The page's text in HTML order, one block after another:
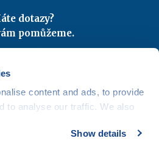
content and ads, to provide
to analyse our traffic. We also
partners who may
Show details
dotazy?
pomůžeme.
newslettery
|Kariéra
údaje|Cookies